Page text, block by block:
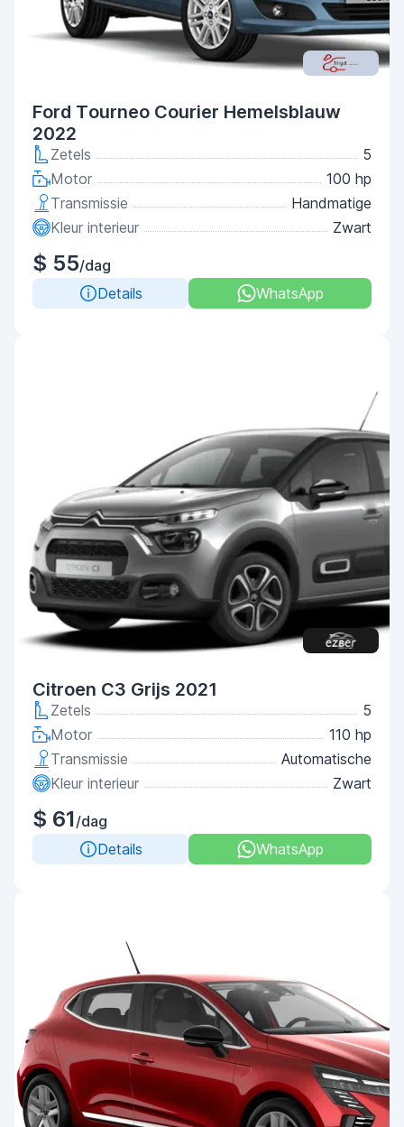
Ford Tourneo Courier Hemelsblauw
2022
Zetels
5
Motor
100 hp
Transmissie
Handmatige
Kleur interieur
Zwart
$ 55/dag
Details
WhatsApp
Citroen C3 Grijs 2021
Zetels
5
Motor
110 hp
Transmissie
Automatische
Kleur interieur
Zwart
$ 61/dag
Details
WhatsApp